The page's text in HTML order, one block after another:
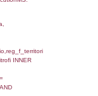
FROM
ON
=
=